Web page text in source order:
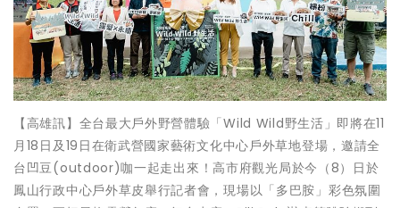
【高雄訊】全台最大戶外野營體驗「Wild Wild野生活」即將在11
月18日及19日在衛武營國家藝術文化中心戶外草地登場，邀請全
台凹豆(outdoor)咖一起走出來！高市府觀光局於今（8）日於
鳳山行政中心戶外草皮舉行記者會，現場以「多巴胺」彩色氛圍